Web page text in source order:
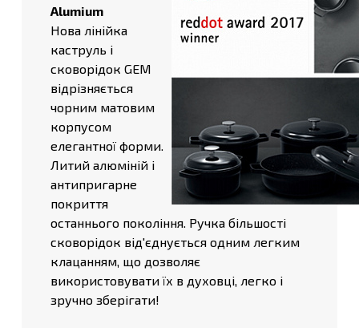
Alumium
Нова лінійка
каструль і
сковорідок GEM
відрізняється
чорним матовим
корпусом
елегантної форми.
Литий алюміній і
антипригарне
покриття
останнього покоління. Ручка більшості
сковорідок від'єднується одним легким
клацанням, що дозволяє
використовувати їх в духовці, легко і
зручно зберігати!